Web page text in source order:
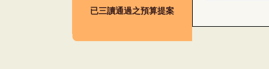
已三讀通過之預算提案